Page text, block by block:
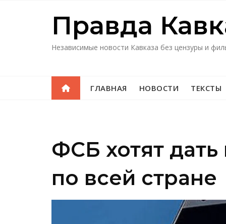
Правда
Независимые новости Кавказа без цензуры и
ГЛАВНАЯ НОВОСТИ ТЕКСТЫ
ФСБ хотят дать
по всей стране